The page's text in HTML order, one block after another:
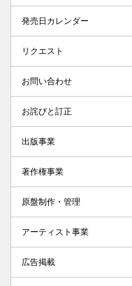
発売日カレンダー
リクエスト
お問い合わせ
お詫びと訂正
出版事業
著作権事業
原盤制作・管理
アーティスト事業
広告掲載